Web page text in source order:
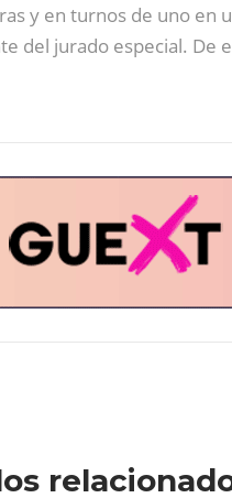
y en turnos de uno en
del jurado especial. De